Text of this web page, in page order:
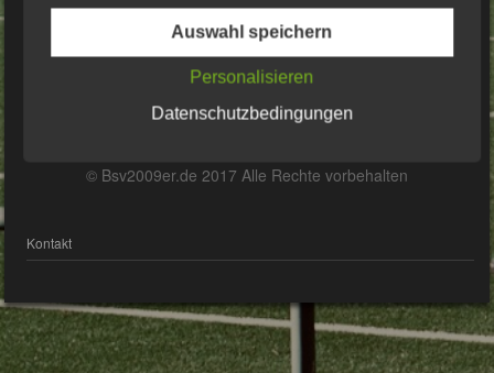
Datenschutzerklärung
© Bsv2009er.de 2017 Alle Rechte vorbehalten
Kontakt
Auswahl speichern
Personalisieren
Datenschutzbedingungen